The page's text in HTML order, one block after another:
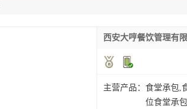
西安大哼餐饮管理有
主营产品： 食堂承包,
位食堂承